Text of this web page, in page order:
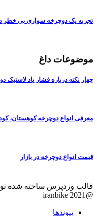
تجربه یک دوچرخه سواری بی خطر
موضوعات داغ
چهار نکته درباره فشار باد لاستیک
معرفی انواع دوچرخه کوهستان،
قیمت انواع دوچرخه در بازار
قالب وردپرس ساخته شده
@iranbike 2021
پیوندها